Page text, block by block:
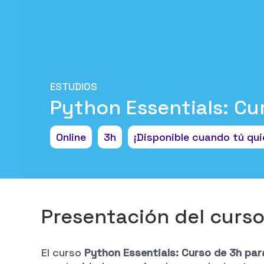
ESTUDIOS
Python Essentials:
Online 3h ¡Disponible cuando tú
Presentación del curso
El curso Python Essentials: Curso de 3h